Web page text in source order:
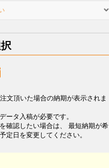
文頂いた場合の納期が表示されま
ータ入稿が必要です。
確認したい場合は、 最短納期が希
定日を変更してください。